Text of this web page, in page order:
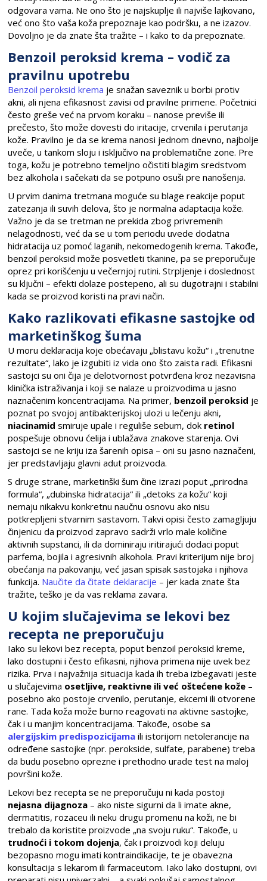
odgovara vama. Ne ono što je najskuplje ili najviše lajkovano,
već ono što vaša koža prepoznaje kao podršku, a ne izazov.
Dovoljno je da znate šta tražite – i kako to da prepoznate.
Benzoil peroksid krema – vodič za
pravilnu upotrebu
Benzoil peroksid krema je snažan saveznik u borbi protiv
akni, ali njena efikasnost zavisi od pravilne primene. Početnici
često greše već na prvom koraku – nanose previše ili
prečesto, što može dovesti do iritacije, crvenila i perutanja
kože. Pravilno je da se krema nanosi jednom dnevno, najbolje
uveče, u tankom sloju i isključivo na problematične zone. Pre
toga, kožu je potrebno temeljno očistiti blagim sredstvom
bez alkohola i sačekati da se potpuno osuši pre nanošenja.
U prvim danima tretmana moguće su blage reakcije poput
zatezanja ili suvih delova, što je normalna adaptacija kože.
Važno je da se tretman ne prekida zbog privremenih
nelagodnosti, već da se u tom periodu uvede dodatna
hidratacija uz pomoć laganih, nekomedogenih krema. Takođe,
benzoil peroksid može posvetleti tkanine, pa se preporučuje
oprez pri korišćenju u večernjoj rutini. Strpljenje i doslednost
su ključni – efekti dolaze postepeno, ali su dugotrajni i stabilni
kada se proizvod koristi na pravi način.
Kako razlikovati efikasne sastojke od
marketinškog šuma
U moru deklaracija koje obećavaju „blistavu kožu“ i „trenutne
rezultate“, lako je izgubiti iz vida ono što zaista radi. Efikasni
sastojci su oni čija je delotvornost potvrđena kroz nezavisna
klinička istraživanja i koji se nalaze u proizvodima u jasno
naznačenim koncentracijama. Na primer, benzoil peroksid je
poznat po svojoj antibakterijskoj ulozi u lečenju akni,
niacinamid smiruje upale i reguliše sebum, dok retinol
pospešuje obnovu ćelija i ublažava znakove starenja. Ovi
sastojci se ne kriju iza šarenih opisa – oni su jasno naznačeni,
jer predstavljaju glavni adut proizvoda.
S druge strane, marketinški šum čine izrazi poput „prirodna
formula“, „dubinska hidratacija“ ili „detoks za kožu“ koji
nemaju nikakvu konkretnu naučnu osnovu ako nisu
potkrepljeni stvarnim sastavom. Takvi opisi često zamagljuju
činjenicu da proizvod zapravo sadrži vrlo male količine
aktivnih supstanci, ili da dominiraju iritirajući dodaci poput
parfema, bojila i agresivnih alkohola. Pravi kriterijum nije broj
obećanja na pakovanju, već jasan spisak sastojaka i njihova
funkcija. Naučite da čitate deklaracije – jer kada znate šta
tražite, teško je da vas reklama zavara.
U kojim slučajevima se lekovi bez
recepta ne preporučuju
Iako su lekovi bez recepta, poput benzoil peroksid kreme,
lako dostupni i često efikasni, njihova primena nije uvek bez
rizika. Prva i najvažnija situacija kada ih treba izbegavati jeste
u slučajevima osetljive, reaktivne ili već oštećene kože –
posebno ako postoje crvenilo, perutanje, ekcemi ili otvorene
rane. Tada koža može burno reagovati na aktivne sastojke,
čak i u manjim koncentracijama. Takođe, osobe sa
alergijskim predispozicijama ili istorijom netolerancije na
određene sastojke (npr. perokside, sulfate, parabene) treba
da budu posebno oprezne i prethodno urade test na maloj
površini kože.
Lekovi bez recepta se ne preporučuju ni kada postoji
nejasna dijagnoza – ako niste sigurni da li imate akne,
dermatitis, rozaceu ili neku drugu promenu na koži, ne bi
trebalo da koristite proizvode „na svoju ruku“. Takođe, u
trudnoći i tokom dojenja, čak i proizvodi koji deluju
bezopasno mogu imati kontraindikacije, te je obavezna
konsultacija s lekarom ili farmaceutom. Iako lako dostupni, ovi